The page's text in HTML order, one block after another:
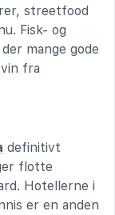
streetfood
Fisk- og
mange gode
fra
definitivt
flotte
Hotellerne i
er en anden